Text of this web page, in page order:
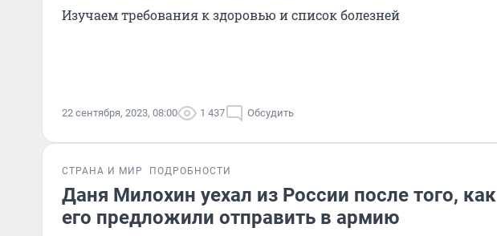
Изучаем требования к здоровью и список болезней
22 сентября, 2023, 08:00 1 437 Обсудить
СТРАНА И МИР ПОДРОБНОСТИ
Даня Милохин уехал из России после того, как
его предложили отправить в армию